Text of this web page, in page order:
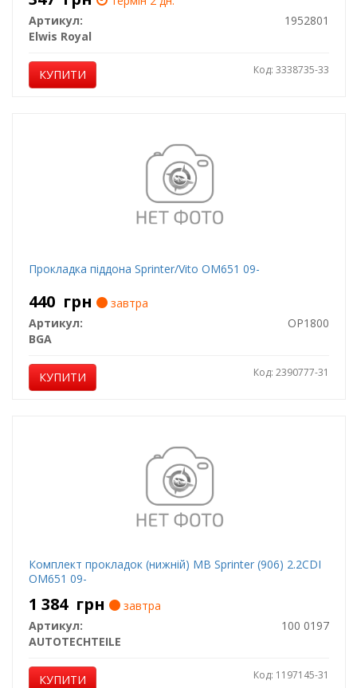
Артикул:
1952801
Elwis Royal
КУПИТИ Код: 3338735-33
Прокладка піддона Sprinter/Vito ОМ651 09-
440 грн
завтра
Артикул:
OP1800
BGA
КУПИТИ Код: 2390777-31
Комплект прокладок (нижній) MB Sprinter (906) 2.2CDI
OM651 09-
1 384 грн
завтра
Артикул:
100 0197
AUTOTECHTEILE
КУПИТИ Код: 1197145-31